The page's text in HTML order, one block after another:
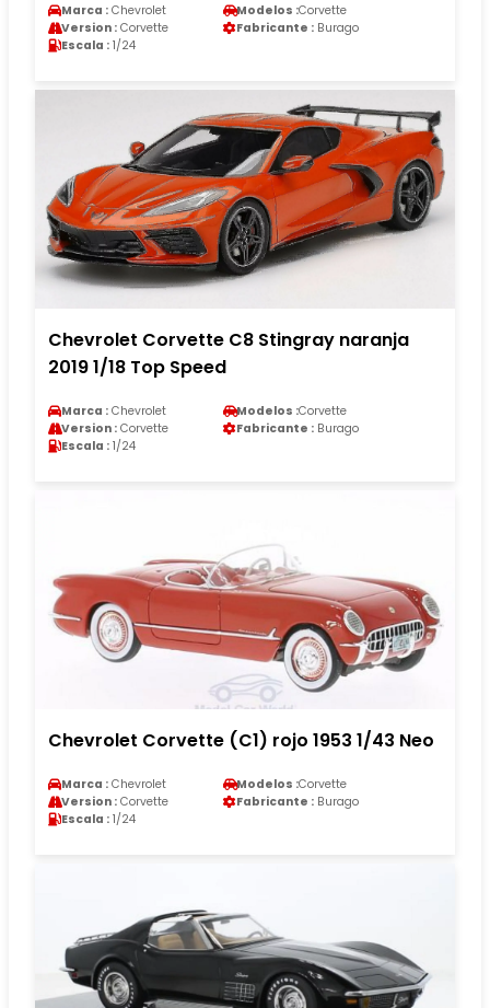
Marca : Chevrolet Modelos :Corvette
Version : Corvette Fabricante : Burago
Escala : 1/24
Chevrolet Corvette C8 Stingray naranja
2019 1/18 Top Speed
Marca : Chevrolet Modelos :Corvette
Version : Corvette Fabricante : Burago
Escala : 1/24
Chevrolet Corvette (C1) rojo 1953 1/43 Neo
Marca : Chevrolet Modelos :Corvette
Version : Corvette Fabricante : Burago
Escala : 1/24